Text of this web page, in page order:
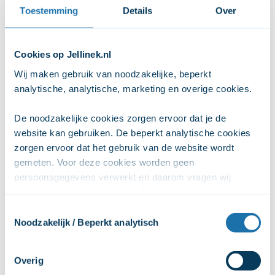
Toestemming Details Over
Cookies op Jellinek.nl
Wij maken gebruik van noodzakelijke, beperkt
analytische, analytische, marketing en overige cookies.
De noodzakelijke cookies zorgen ervoor dat je de
website kan gebruiken. De beperkt analytische cookies
zorgen ervoor dat het gebruik van de website wordt
gemeten. Voor deze cookies worden geen
persoonsgegevens verwerkt en daarom vragen wij
wordt gemeten. De marketingcookies worden gebruikt
om het online gedrag van gebruikers te volgen, zodat
advertenties persoonlijker kunnen worden gemaakt. Wij
delen deze persoonsgegevens met 2 partners (Google en
Noodzakelijk / Beperkt analytisch
Overig
opgeleide psychiater.
Waaruit bestaat het onderzoek van
het CBR?
Het onderzoek van het CBR bestaat uit:
het bloedonderzoek
een lichamelijk onderzoek,
een psychiatrisch onderzoek.
de vraag of er sprake is van afhankelijkheid of misbruik van
Als het bloedonderzoek voor de keuring moet plaatsvinden,